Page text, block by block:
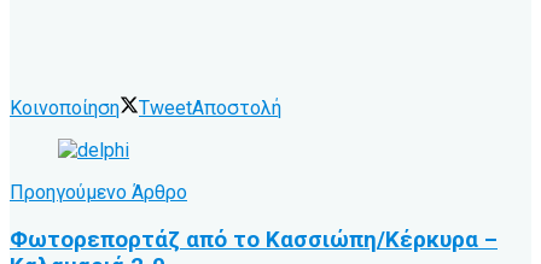
Κοινοποίηση TweetΑποστολή
Προηγούμενο Άρθρο
Φωτορεπορτάζ από το Κασσιώπη/Κέρκυρα –